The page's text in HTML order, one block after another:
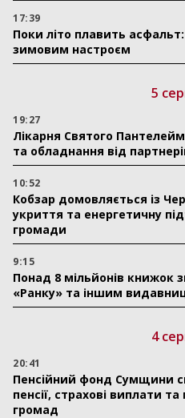
17:39
Поки літо плавить асфальт:
зимовим настроєм
5
19:27
Лікарня Святого
та обладнання від
10:52
Кобзар домовляється із
укриття та енергетичну
громади
9:15
Понад 8 мільйонів книжок
«Ранку» та іншим
4
20:41
Пенсійний фонд Сумщини
пенсії, страхові виплати
громад